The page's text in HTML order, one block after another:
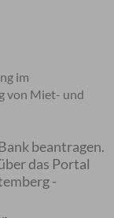
im
von Miet- und
beantragen.
das Portal
-